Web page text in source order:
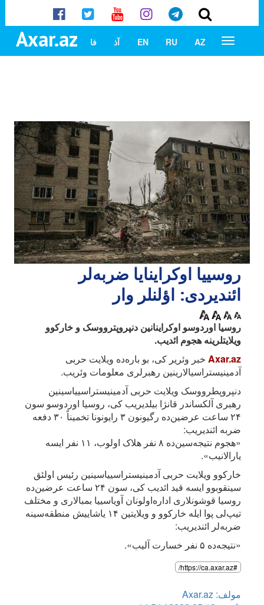
Axar.az AZ
RU
EN آذ فا
روسییا اوکراینایا ضربه‌لر
ائندیردی: اؤلنلر وار
روسیا اوردوسو اوکراینانین دنپروپترووسک و خارکوو
ویلایتلرینه هجوم ائدیب.
Axar.az خبر وئریر کی، بو باره‌ده ویلایت حربی
آدمینیستراسیالارینین رهبرلری معلومات وئریب.
دنپروپطرووسک ویلایت حربی آدمینیستراسییاسینین
رهبری آلکساندر قانژا بیلدیریب کی، روسیا اوردوسو سون
۲۴ ساعت عرضین‌ده رگیونون ۳ رایونونا تخمیناً ۳۰ دفعه
ضربه ائندیریب:
«هجوم نتیجه‌سین‌ده ۸ نفر هلاک اولوب، ۱۱ نفر ایسه
یارالانیب».
خارکوو ویلایت حربی آدمینیستراسییاسینین رئیس اولئق
سینقوبوو ایسه قید ائدیب کی، سون ۲۴ ساعت عرضین‌ده
روسیا قوشونلاری اداره‌اولونان آویاسییا بمبالاری و مختلف
تیپ‌لی پوا ایله خارکوو و ویلایتین ۱۴ یاشاییش منطقه‌سینه
ضربه‌لر ائندیریب:
«نتیجه‌ده ۵ نفر خسارت آلیب».
#https://ca.axar.az/
مولف: Axar.az